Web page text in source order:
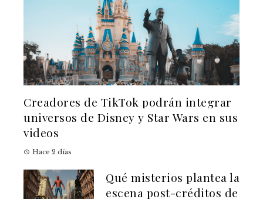
Creadores de TikTok podrán integrar
universos de Disney y Star Wars en sus
videos
Hace 2 días
Qué misterios plantea la
escena post-créditos de